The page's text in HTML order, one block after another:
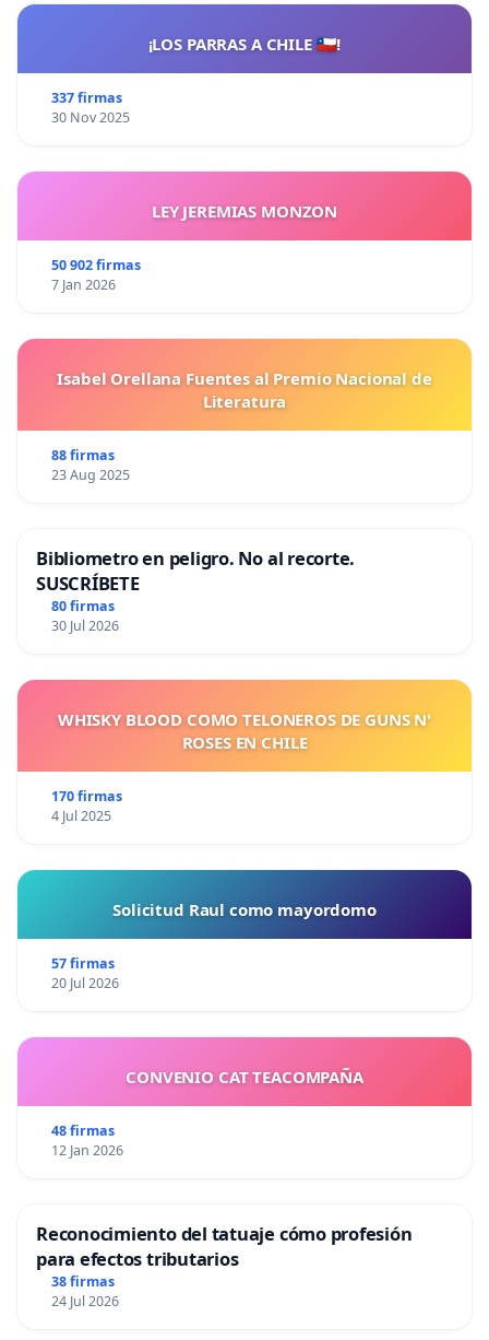
¡LOS PARRAS A CHILE 🇨🇱!
337 firmas
30 Nov 2025
LEY JEREMIAS MONZON
50 902 firmas
7 Jan 2026
Isabel Orellana Fuentes al Premio Nacional de
Literatura
88 firmas
23 Aug 2025
Bibliometro en peligro. No al recorte.
SUSCRÍBETE
80 firmas
30 Jul 2026
WHISKY BLOOD COMO TELONEROS DE GUNS N'
ROSES EN CHILE
170 firmas
4 Jul 2025
Solicitud Raul como mayordomo
57 firmas
20 Jul 2026
CONVENIO CAT TEACOMPAÑA
48 firmas
12 Jan 2026
Reconocimiento del tatuaje cómo profesión
para efectos tributarios
38 firmas
24 Jul 2026